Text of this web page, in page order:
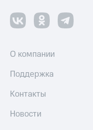
О компании
Поддержка
Контакты
Новости